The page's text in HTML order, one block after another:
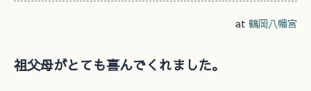
at 鶴岡八幡宮
祖父母がとても喜んでくれました。